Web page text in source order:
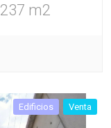
237 m2
Edificios Venta